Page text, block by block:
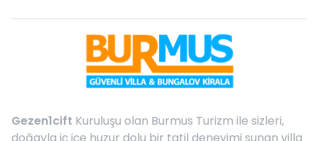
Gezen1cift Kuruluşu olan Burmus Turizm ile sizleri,